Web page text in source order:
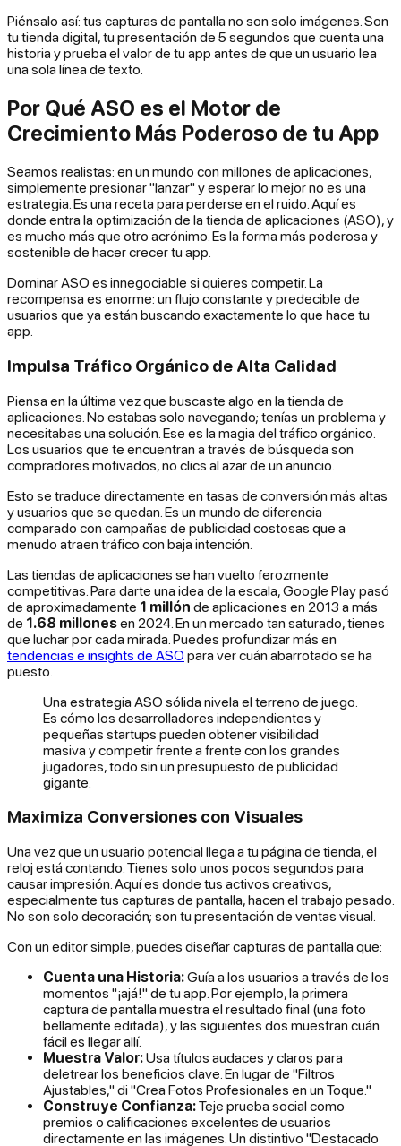
Piénsalo así: tus capturas de pantalla no son solo imágenes. Son
tu tienda digital, tu presentación de 5 segundos que cuenta una
historia y prueba el valor de tu app antes de que un usuario lea
una sola línea de texto.
Por Qué ASO es el Motor de
Crecimiento Más Poderoso de tu App
Seamos realistas: en un mundo con millones de aplicaciones,
simplemente presionar "lanzar" y esperar lo mejor no es una
estrategia. Es una receta para perderse en el ruido. Aquí es
donde entra la optimización de la tienda de aplicaciones (ASO), y
es mucho más que otro acrónimo. Es la forma más poderosa y
sostenible de hacer crecer tu app.
Dominar ASO es innegociable si quieres competir. La
recompensa es enorme: un flujo constante y predecible de
usuarios que ya están buscando exactamente lo que hace tu
app.
Impulsa Tráfico Orgánico de Alta Calidad
Piensa en la última vez que buscaste algo en la tienda de
aplicaciones. No estabas solo navegando; tenías un problema y
necesitabas una solución. Ese es la magia del tráfico orgánico.
Los usuarios que te encuentran a través de búsqueda son
compradores motivados, no clics al azar de un anuncio.
Esto se traduce directamente en tasas de conversión más altas
y usuarios que se quedan. Es un mundo de diferencia
comparado con campañas de publicidad costosas que a
menudo atraen tráfico con baja intención.
Las tiendas de aplicaciones se han vuelto ferozmente
competitivas. Para darte una idea de la escala, Google Play pasó
de aproximadamente 1 millón de aplicaciones en 2013 a más
de 1.68 millonesen 2024. En un mercado tan saturado, tienes
que luchar por cada mirada. Puedes profundizar más en
tendencias e insights de ASO para ver cuán abarrotado se ha
puesto.
Una estrategia ASO sólida nivela el terreno de juego.
Es cómo los desarrolladores independientes y
pequeñas startups pueden obtener visibilidad
masiva y competir frente a frente con los grandes
jugadores, todo sin un presupuesto de publicidad
gigante.
Maximiza Conversiones con Visuales
Una vez que un usuario potencial llega a tu página de tienda, el
reloj está contando. Tienes solo unos pocos segundos para
causar impresión. Aquí es donde tus activos creativos,
especialmente tus capturas de pantalla, hacen el trabajo pesado.
No son solo decoración; son tu presentación de ventas visual.
Con un editor simple, puedes diseñar capturas de pantalla que:
Cuenta una Historia:Guía a los usuarios a través de los
momentos "¡ajá!" de tu app. Por ejemplo, la primera
captura de pantalla muestra el resultado final (una foto
bellamente editada), y las siguientes dos muestran cuán
fácil es llegar allí.
Muestra Valor:Usa títulos audaces y claros para
deletrear los beneficios clave. En lugar de "Filtros
Ajustables," di "Crea Fotos Profesionales en un Toque."
Construye Confianza:Teje prueba social como
premios o calificaciones excelentes de usuarios
directamente en las imágenes. Un distintivo "Destacado